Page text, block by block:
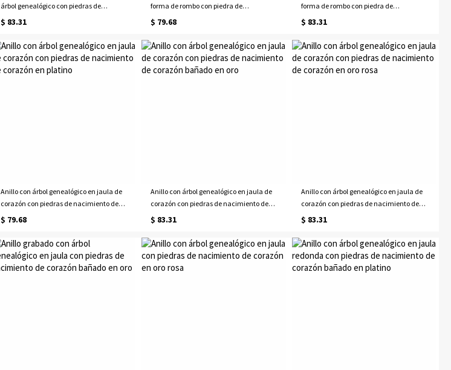
árbol genealógico con piedras de
nacimiento en oro rosa
$ 83.31
forma de rombo con piedra de
nacimiento bañado en platino
$ 79.68
forma de rombo con piedra de
nacimiento bañado en oro
$ 83.31
Anillo con árbol genealógico en jaula de
corazón con piedras de nacimiento de
corazón en platino
$ 79.68
Anillo con árbol genealógico en jaula de
corazón con piedras de nacimiento de
corazón bañado en oro
$ 83.31
Anillo con árbol genealógico en jaula de
corazón con piedras de nacimiento de
corazón en oro rosa
$ 83.31